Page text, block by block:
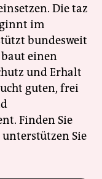
Die taz
im
bundesweit
einen
und Erhalt
guten, frei
Finden Sie
Sie